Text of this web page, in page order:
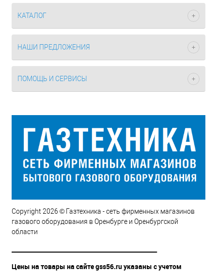
КАТАЛОГ
НАШИ ПРЕДЛОЖЕНИЯ
ПОМОЩЬ И СЕРВИСЫ
Copyright 2026 © Газтехника - сеть фирменных магазинов
газового оборудования в Оренбурге и Оренбургской
области
Цены на товары на сайте gss56.ru указаны с учетом